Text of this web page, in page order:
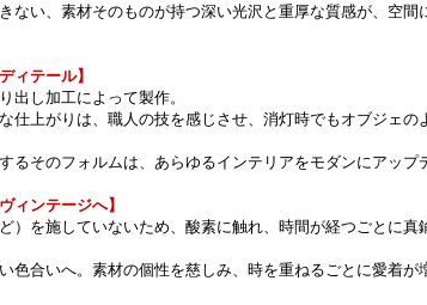
ない、素材そのものが持つ深い光沢と重厚な質感が、空間
ィテール】
出し加工によって製作。
仕上がりは、職人の技を感じさせ、消灯時でもオブジェの
るそのフォルムは、あらゆるインテリアをモダンにアップ
ィンテージへ】
）を施していないため、酸素に触れ、時間が経つごとに真
色合いへ。素材の個性を慈しみ、時を重ねるごとに愛着が